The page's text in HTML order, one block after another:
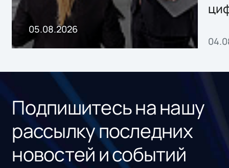
05.08.2026
Подпишитесь на нашу
рассылку последних
новостей и событий